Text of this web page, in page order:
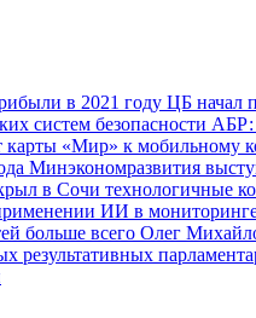
в 2021 году ЦБ начал
систем безопасности АБР:
карты «Мир» к мобильному
Минэкономразвития
в Сочи технологичные
ИИ в
больше всего Олег
результативных